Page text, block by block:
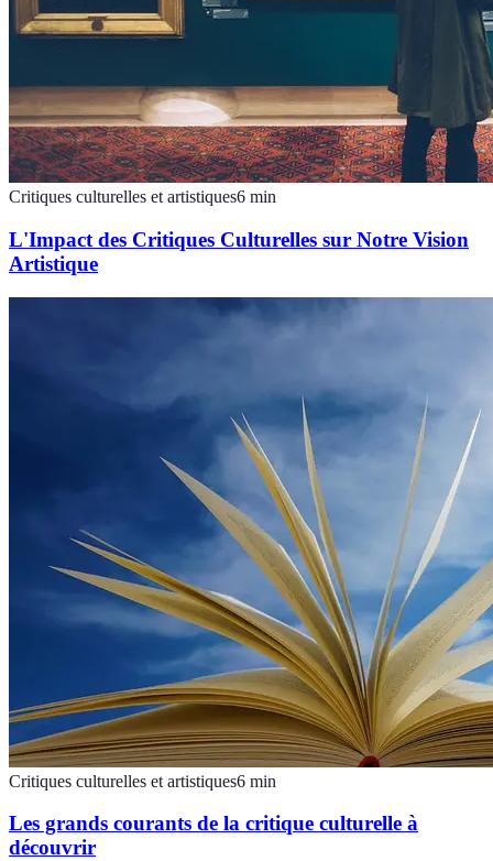
Critiques culturelles et artistiques6 min
L'Impact des Critiques Culturelles sur Notre Vision
Artistique
Critiques culturelles et artistiques6 min
Les grands courants de la critique culturelle à
découvrir